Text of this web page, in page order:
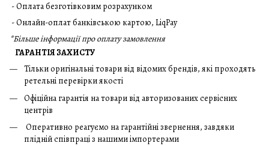
- Оплата безготівковим розрахунком
- Онлайн-оплат банківською картою, LiqPay
*Більше інформації про оплату замовлення
ГАРАНТІЯ ЗАХИСТУ
Тільки оригінальні товари від відомих брендів, які проходять
ретельні перевірки якості
Офіційна гарантія на товари від авторизованих сервісних
центрів
Оперативно реагуємо на гарантійні звернення, завдяки
плідній співпраці з нашими імпортерами